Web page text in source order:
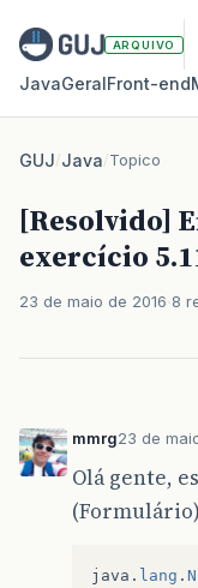
ARQUIVO
JavaGeralFront‑end
GUJ/Java/Topico
[Resolvido]
exercício
23 de maio de 2016 8
mmrg23 de
Olá gente,
java . lang .